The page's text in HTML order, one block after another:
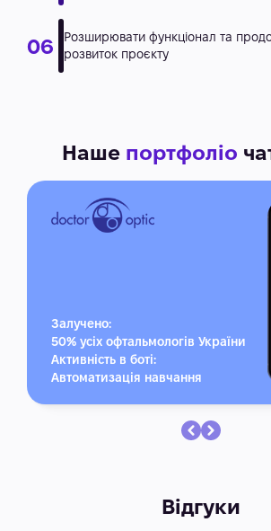
Наше портфоліо
Залучено:
50% усіх офтальмологів України
Активність в боті:
Автоматизація навчання
Відгуки